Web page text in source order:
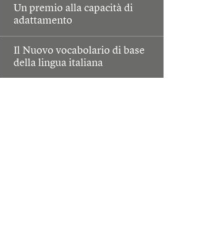
Un premio alla capacità di
adattamento
Il Nuovo vocabolario di base
della lingua italiana